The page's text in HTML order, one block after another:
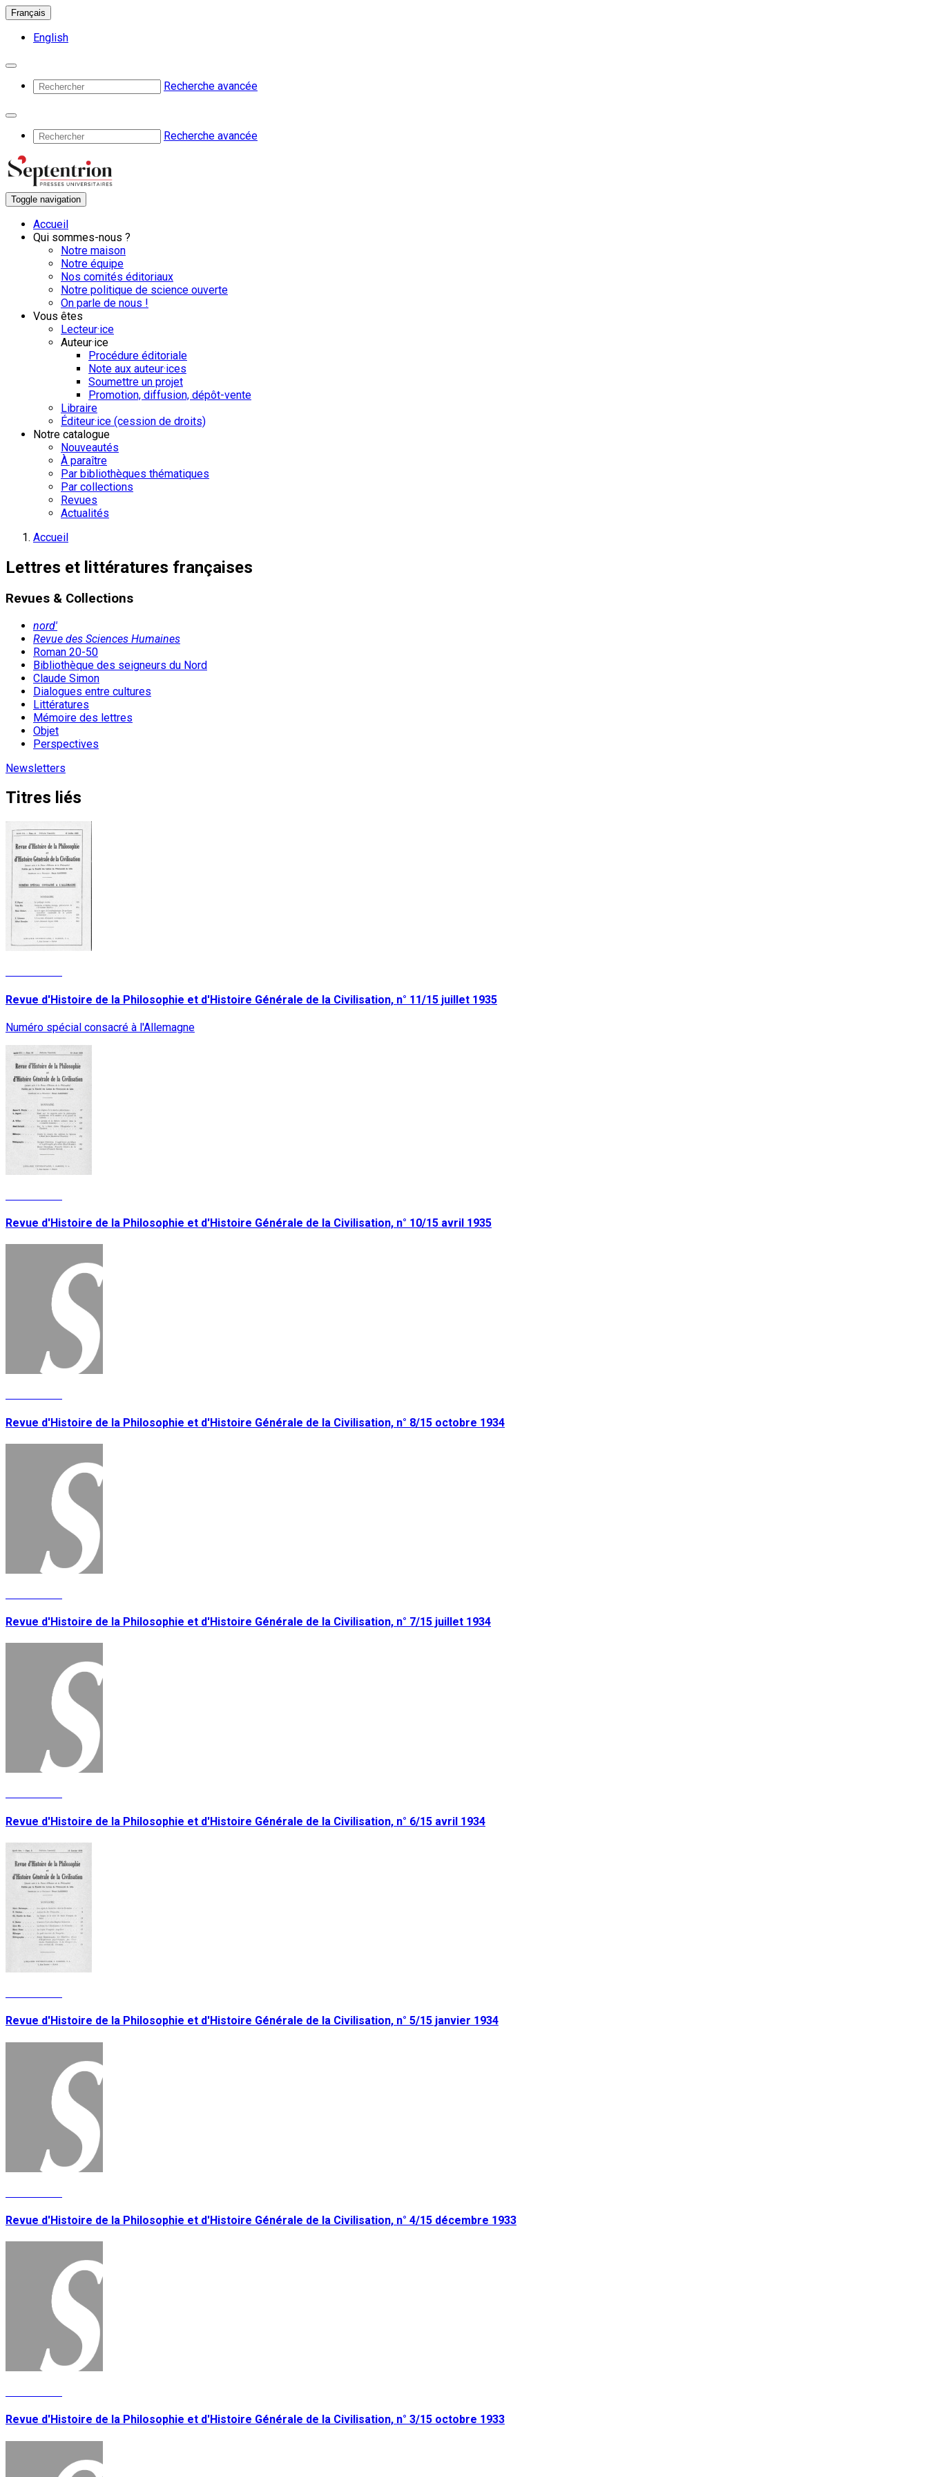
Français
English
Recherche avancée
Recherche avancée
Toggle navigation
Accueil
Qui sommes-nous ?
Notre maison
Notre équipe
Nos comités éditoriaux
Notre politique de science ouverte
On parle de nous !
Vous êtes
Lecteur·ice
Auteur·ice
Procédure éditoriale
Note aux auteur·ices
Soumettre un projet
Promotion, diffusion, dépôt-vente
Libraire
Éditeur·ice (cession de droits)
Notre catalogue
Nouveautés
À paraître
Par bibliothèques thématiques
Par collections
Revues
Actualités
Accueil
Lettres et littératures françaises
Revues & Collections
nord'
Revue des Sciences Humaines
Roman 20-50
Bibliothèque des seigneurs du Nord
Claude Simon
Dialogues entre cultures
Littératures
Mémoire des lettres
Objet
Perspectives
Newsletters
Titres liés
Revue d'Histoire de la Philosophie et d'Histoire Générale de la Civilisation, n° 11/15 juillet 1935
Numéro spécial consacré à l'Allemagne
Revue d'Histoire de la Philosophie et d'Histoire Générale de la Civilisation, n° 10/15 avril 1935
Revue d'Histoire de la Philosophie et d'Histoire Générale de la Civilisation, n° 8/15 octobre 1934
Revue d'Histoire de la Philosophie et d'Histoire Générale de la Civilisation, n° 7/15 juillet 1934
Revue d'Histoire de la Philosophie et d'Histoire Générale de la Civilisation, n° 6/15 avril 1934
Revue d'Histoire de la Philosophie et d'Histoire Générale de la Civilisation, n° 5/15 janvier 1934
Revue d'Histoire de la Philosophie et d'Histoire Générale de la Civilisation, n° 4/15 décembre 1933
Revue d'Histoire de la Philosophie et d'Histoire Générale de la Civilisation, n° 3/15 octobre 1933